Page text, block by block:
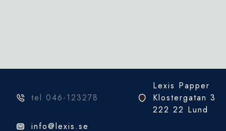
tel 046-123278
Lexis Papper
Klostergatan 3
222 22 Lund
info@lexis.se